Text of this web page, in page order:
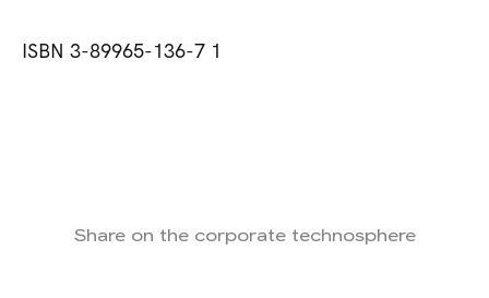
ISBN 3-89965-136-7 1
Share on the corporate technosphere